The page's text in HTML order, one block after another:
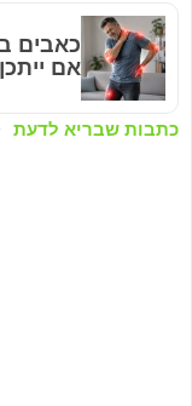
כתבות שבריא לדעת
כאבים
אם